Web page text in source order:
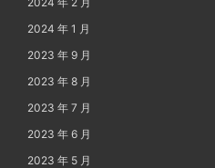
2024 年 1 月
2023 年 9 月
2023 年 8 月
2023 年 7 月
2023 年 6 月
2023 年 5 月